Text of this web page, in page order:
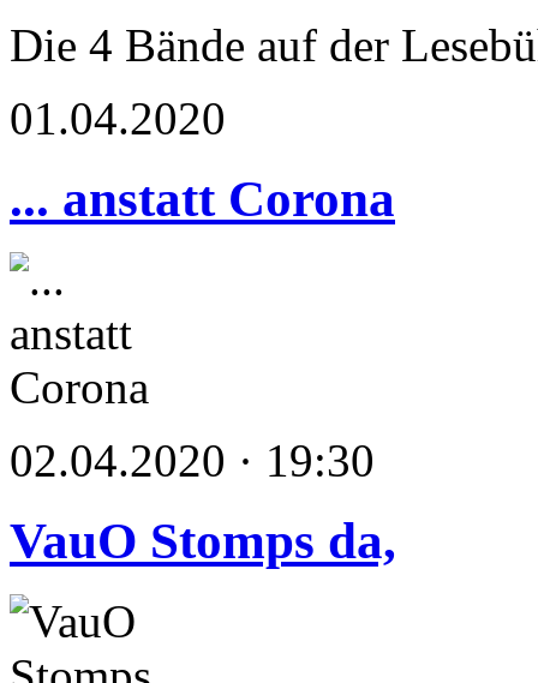
Die 4 Bände auf der
01.04.2020
... anstatt Corona
02.04.2020 · 19:30
VauO Stomps da,